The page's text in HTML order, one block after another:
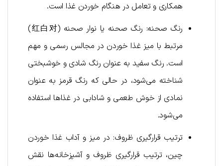
همکاری و تعامل در هنگام خوردن غذا است.
رنگ صحنه: رنگ صحنه یا نوار صحنه (红白对)
مرتبط با میز غذا خوردن در مجالس رسمی و مهم
است. رنگ سفید به عنوان رنگ شادی و خوشبختی
شناخته می‌شود، در حالی که رنگ قرمز به عنوان
نمادی از خوش طعمی و شادابی در غذاها استفاده
می‌شود.
ترتیب قرارگیری ظروف: در میز و آداب غذا خوردن
چین، ترتیب قرارگیری ظروف و آشپزخانه‌ها نقش